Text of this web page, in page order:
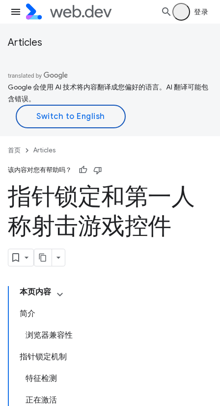
登录
Articles
Google 会使用 AI 技术将内容翻译成您偏好的语言。AI 翻译可能包
含错误。
首页 Articles
该内容对您有帮助吗？
指针锁定和第一人
称射击游戏控件
本页内容
简介
浏览器兼容性
指针锁定机制
特征检测
正在激活